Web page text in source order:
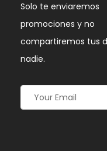
Solo te enviaremos
promociones y no
compartiremos tus
nadie.